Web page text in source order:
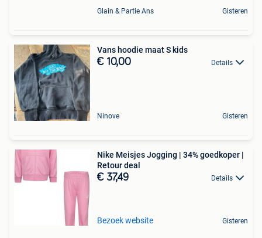
Glain & Partie Ans Gisteren
Vans hoodie maat S kids
€ 10,00 Details
Ninove Gisteren
Nike Meisjes Jogging | 34% goedkoper |
Retour deal
€ 37,49 Details
Bezoek website Gisteren